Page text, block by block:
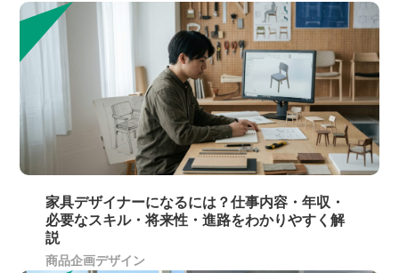
家具デザイナーになるには？仕事内容・年収・
必要なスキル・将来性・進路をわかりやすく解
説
商品企画デザイン